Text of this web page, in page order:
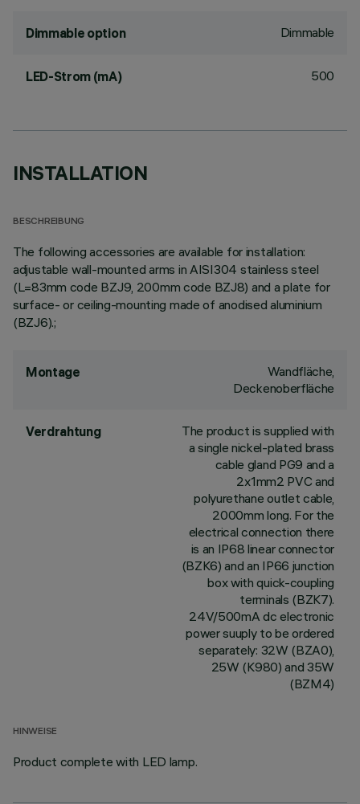
Dimmable option Dimmable
LED-Strom (mA) 500
INSTALLATION
BESCHREIBUNG
The following accessories are available for installation:
adjustable wall-mounted arms in AISI304 stainless steel
(L=83mm code BZJ9, 200mm code BZJ8) and a plate for
surface- or ceiling-mounting made of anodised aluminium
(BZJ6).;
Montage
Wandfläche,
Deckenoberfläche
Verdrahtung
The product is supplied with
a single nickel-plated brass
cable gland PG9 and a
2x1mm2 PVC and
polyurethane outlet cable,
2000mm long. For the
electrical connection there
is an IP68 linear connector
(BZK6) and an IP66 junction
box with quick-coupling
terminals (BZK7).
24V/500mA dc electronic
power suuply to be ordered
separately: 32W (BZA0),
25W (K980) and 35W
(BZM4)
HINWEISE
Product complete with LED lamp.